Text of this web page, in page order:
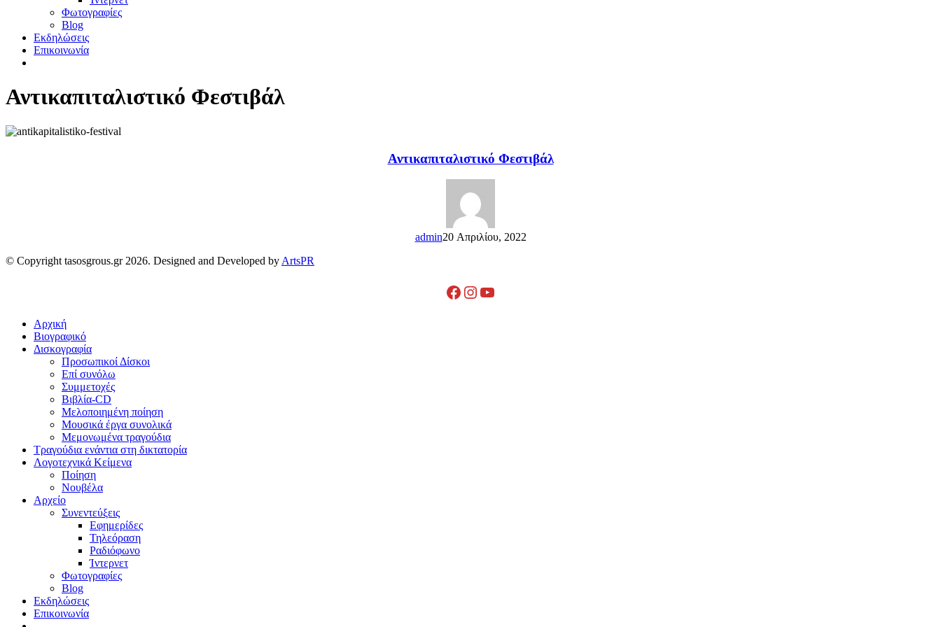
Φωτογραφίες
Blog
Εκδηλώσεις
Επικοινωνία
Αντικαπιταλιστικό Φεστιβάλ
Αντικαπιταλιστικό Φεστιβάλ
admin20 Απριλίου, 2022
© Copyright tasosgrous.gr 2026. Designed and Developed by ArtsPR
Facebook
Instagram
YouTube
Close
Menu
Αρχική
Βιογραφικό
Δισκογραφία
Προσωπικοί Δίσκοι
Επί συνόλω
Συμμετοχές
Βιβλία-CD
Μελοποιημένη ποίηση
Μουσικά έργα συνολικά
Μεμονωμένα τραγούδια
Τραγούδια ενάντια στη δικτατορία
Λογοτεχνικά Κείμενα
Ποίηση
Νουβέλα
Αρχείο
Συνεντεύξεις
Εφημερίδες
Τηλεόραση
Ραδιόφωνο
Ίντερνετ
Φωτογραφίες
Blog
Εκδηλώσεις
Επικοινωνία